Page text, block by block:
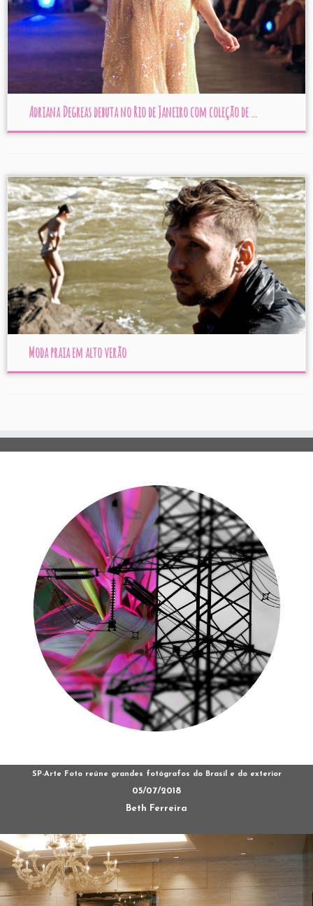
Adriana Degreas debuta no Rio de Janeiro com coleção de ...
Moda praia em alto verão
SP-Arte Foto reúne grandes fotógrafos do Brasil e do exterior
05/07/2018
Beth Ferreira